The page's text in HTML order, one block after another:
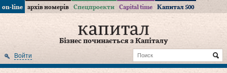
on-line архів номерів Спецпроекти Capital time Капитал 500
Бізнес починається з Капіталу
Войти